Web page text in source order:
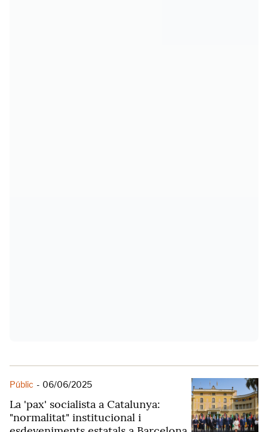
Públic - 06/06/2025
La 'pax' socialista a Catalunya:
"normalitat" institucional i